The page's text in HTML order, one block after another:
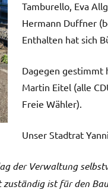
Tamburello, Eva
Hermann Duffner
Enthalten hat sich
Dagegen gestimmt
Martin Eitel (alle
Freie Wähler).
Unser Stadtrat
der Verwaltung
ist für den